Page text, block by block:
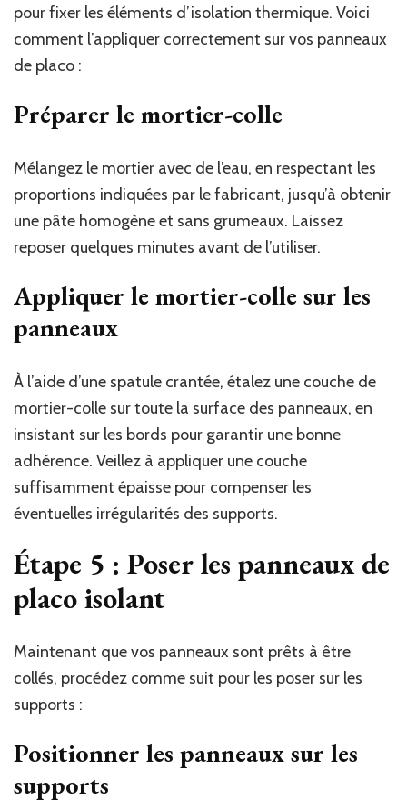
pour fixer les éléments d’isolation thermique. Voici
comment l’appliquer correctement sur vos panneaux
de placo :
Préparer le mortier-colle
Mélangez le mortier avec de l’eau, en respectant les
proportions indiquées par le fabricant, jusqu’à obtenir
une pâte homogène et sans grumeaux. Laissez
reposer quelques minutes avant de l’utiliser.
Appliquer le mortier-colle sur les
panneaux
À l’aide d’une spatule crantée, étalez une couche de
mortier-colle sur toute la surface des panneaux, en
insistant sur les bords pour garantir une bonne
adhérence. Veillez à appliquer une couche
suffisamment épaisse pour compenser les
éventuelles irrégularités des supports.
Étape 5 : Poser les panneaux de
placo isolant
Maintenant que vos panneaux sont prêts à être
collés, procédez comme suit pour les poser sur les
supports :
Positionner les panneaux sur les
supports